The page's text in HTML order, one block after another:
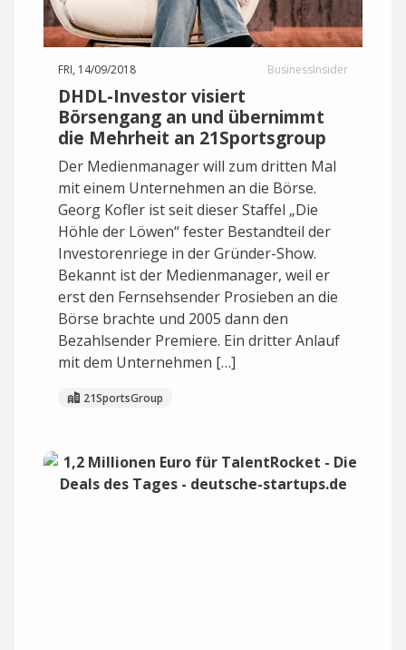
FRI, 14/09/2018 BusinessInsider
DHDL-Investor visiert
Börsengang an und übernimmt
die Mehrheit an 21Sportsgroup
Der Medienmanager will zum dritten Mal
mit einem Unternehmen an die Börse.
Georg Kofler ist seit dieser Staffel „Die
Höhle der Löwen“ fester Bestandteil der
Investorenriege in der Gründer-Show.
Bekannt ist der Medienmanager, weil er
erst den Fernsehsender Prosieben an die
Börse brachte und 2005 dann den
Bezahlsender Premiere. Ein dritter Anlauf
mit dem Unternehmen […]
21SportsGroup